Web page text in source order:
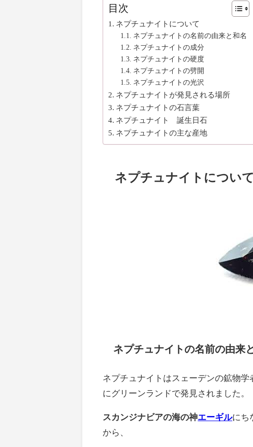
目次
ネプチュナイトについて
ネプチュナイトの名前の由来と和名
ネプチュナイトの成分
ネプチュナイトの硬度
ネプチュナイトの劈開
ネプチュナイトの光沢
ネプチュナイトが発見される場所
ネプチュナイトの石言葉
ネプチュナイト 誕生日石
ネプチュナイトの主な産地
ネプチュナイトについて
ネプチュナイトの名前の由来
ネプチュナイトはスェーデンの鉱物学
にグリーンランドで発見されました。
スカンジナビアの海の神エーギルにち
から、